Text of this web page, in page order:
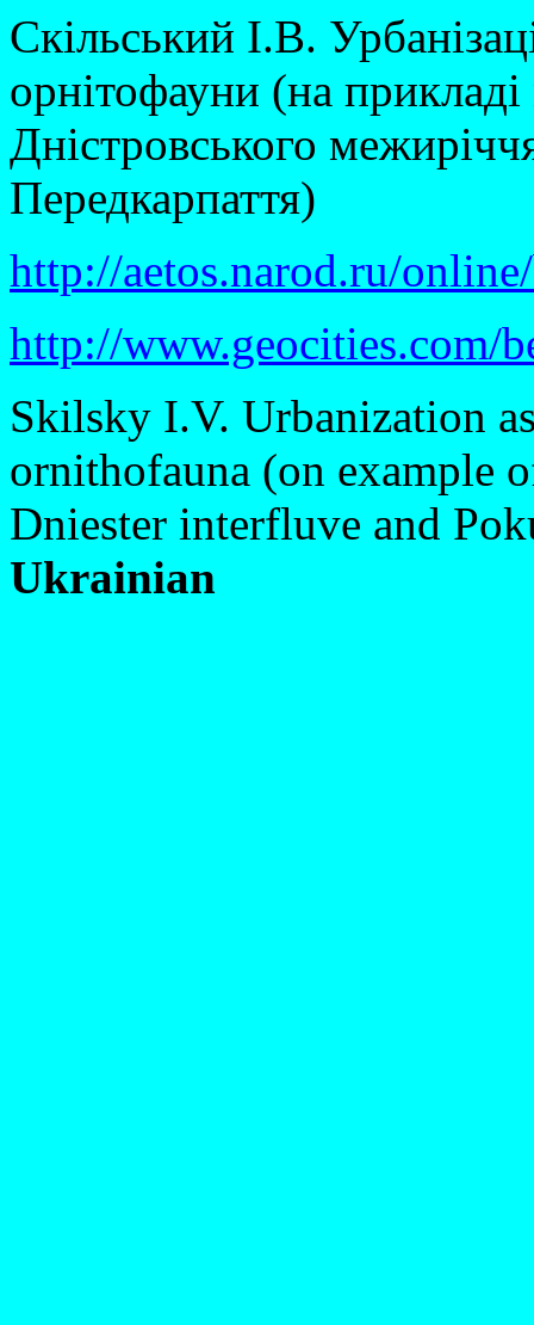
Скільський І.В.
орнітофауни (на
Дністровського
Передкарпаття)
http://aetos.narod.ru/
http://www.geocities.com/
Skilsky I.V. Urbanization
ornithofauna (on example
Dniester interfluve and
Ukrainian